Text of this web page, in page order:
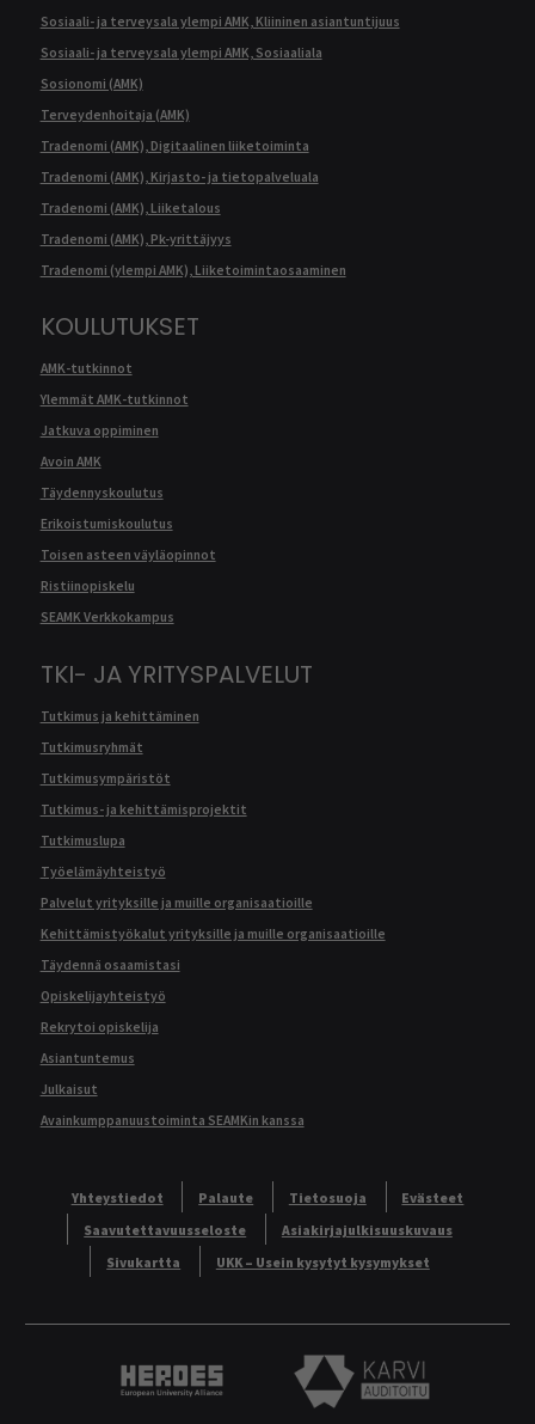
Sosiaali- ja terveysala ylempi AMK, Kliininen asiantuntijuus
Sosiaali- ja terveysala ylempi AMK, Sosiaaliala
Sosionomi (AMK)
Terveydenhoitaja (AMK)
Tradenomi (AMK), Digitaalinen liiketoiminta
Tradenomi (AMK), Kirjasto- ja tietopalveluala
Tradenomi (AMK), Liiketalous
Tradenomi (AMK), Pk-yrittäjyys
Tradenomi (ylempi AMK), Liiketoimintaosaaminen
KOULUTUKSET
AMK-tutkinnot
Ylemmät AMK-tutkinnot
Jatkuva oppiminen
Avoin AMK
Täydennyskoulutus
Erikoistumiskoulutus
Toisen asteen väyläopinnot
Ristiinopiskelu
SEAMK Verkkokampus
TKI- JA YRITYSPALVELUT
Tutkimus ja kehittäminen
Tutkimusryhmät
Tutkimusympäristöt
Tutkimus- ja kehittämisprojektit
Tutkimuslupa
Työelämäyhteistyö
Palvelut yrityksille ja muille organisaatioille
Kehittämistyökalut yrityksille ja muille organisaatioille
Täydennä osaamistasi
Opiskelijayhteistyö
Rekrytoi opiskelija
Asiantuntemus
Julkaisut
Avainkumppanuustoiminta SEAMKin kanssa
Yhteystiedot Palaute Tietosuoja
Evästeet
Saavutettavuusseloste
Asiakirjajulkisuuskuvaus
Sivukartta
UKK – Usein kysytyt kysymykset
Heroes European University Alliance logo
Karvi Auditoitu logo